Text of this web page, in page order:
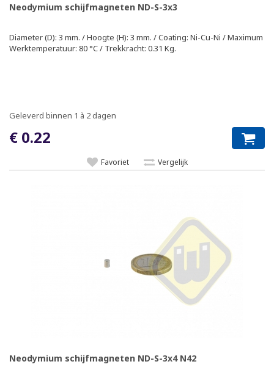
Neodymium schijfmagneten ND-S-3x3
Diameter (D): 3 mm. / Hoogte (H): 3 mm. / Coating: Ni-Cu-Ni / Maximum
Werktemperatuur: 80 °C / Trekkracht: 0.31 Kg.
Geleverd binnen 1 à 2 dagen
€ 0.22
Favoriet Vergelijk
Neodymium schijfmagneten ND-S-3x4 N42